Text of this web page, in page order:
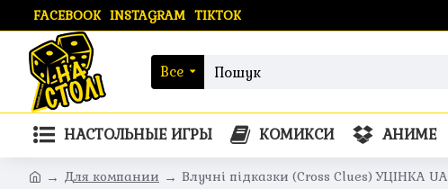
FACEBOOK INSTAGRAM TIKTOK
Все
НАСТОЛЬНЫЕ ИГРЫ КОМИКСИ АНИМЕ
Для компании Влучні підказки (Cross Clues) УЦІНКА UA